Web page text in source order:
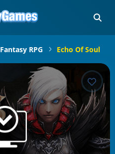
Fantasy RPG Echo Of Soul